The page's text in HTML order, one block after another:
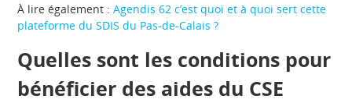
À lire également :Agendis 62 c’est quoi et à quoi sert cette
plateforme du SDIS du Pas-de-Calais ?
Quelles sont les conditions pour
bénéficier des aides du CSE